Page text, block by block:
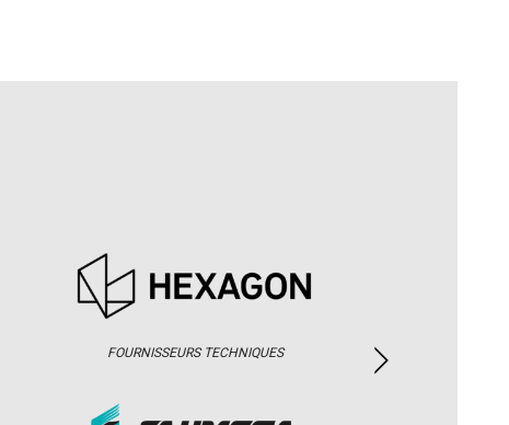
FOURNISSEURS TECHNIQUES